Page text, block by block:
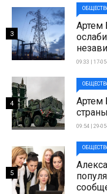
Артем
09:33 | 17-
3
Артем
09:54 | 29-
4
5